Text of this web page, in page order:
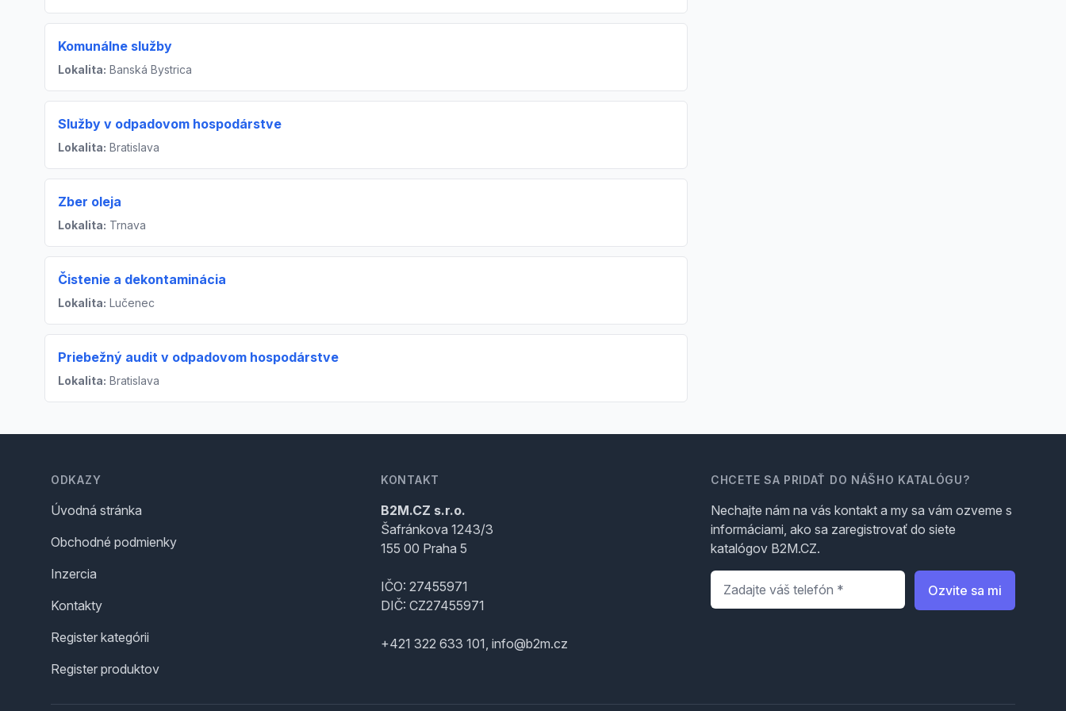
Komunálne služby
Lokalita: Banská Bystrica
Služby v odpadovom hospodárstve
Lokalita: Bratislava
Zber oleja
Lokalita: Trnava
Čistenie a dekontaminácia
Lokalita: Lučenec
Priebežný audit v odpadovom hospodárstve
Lokalita: Bratislava
ODKAZY
Úvodná stránka
Obchodné podmienky
Inzercia
Kontakty
Register kategórii
Register produktov
KONTAKT
B2M.CZ s.r.o.
Šafránkova 1243/3
155 00 Praha 5
IČO: 27455971
DIČ: CZ27455971
+421 322 633 101, info@b2m.cz
CHCETE SA PRIDAŤ DO NÁŠHO KATALÓGU?
Nechajte nám na vás kontakt a my sa vám ozveme s
informáciami, ako sa zaregistrovať do siete
katalógov B2M.CZ.
Telefón
Ozvite sa mi